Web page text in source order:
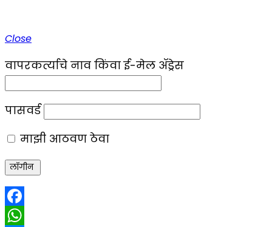
Close
वापरकर्त्याचे नाव किंवा ई-मेल ॲड्रेस
पासवर्ड
माझी आठवण ठेवा
Facebook